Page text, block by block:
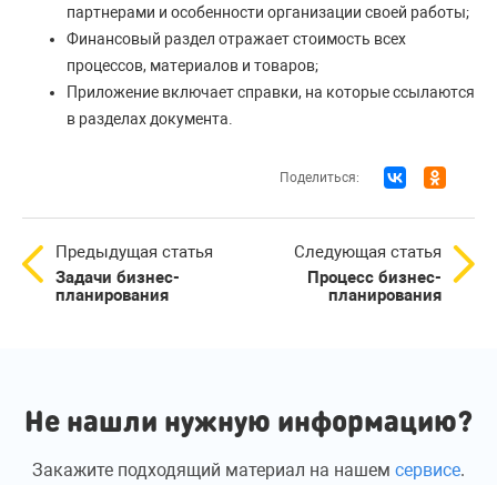
партнерами и особенности организации своей работы;
Финансовый раздел отражает стоимость всех
процессов, материалов и товаров;
Приложение включает справки, на которые ссылаются
в разделах документа.
Поделиться:
Предыдущая статья
Задачи бизнес-
планирования
Следующая статья
Процесс бизнес-
планирования
Не нашли нужную информацию?
Закажите подходящий материал на нашем сервисе.